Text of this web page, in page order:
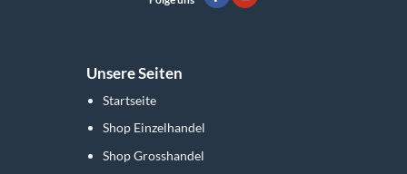
Unsere Seiten
Startseite
Shop Einzelhandel
Shop Grosshandel